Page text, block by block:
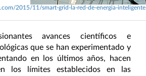
2015/11/smart-grid-la-red-de-energia-
avances científicos e
que se han experimentado y
en los últimos años, hacen
los límites establecidos en las